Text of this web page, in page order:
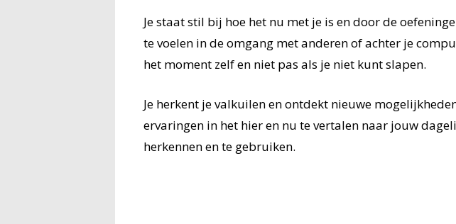
Je staat stil bij hoe het nu met je is en door de
te voelen in de omgang met anderen of achter je
het moment zelf en niet pas als je niet kunt slapen.
Je herkent je valkuilen en ontdekt nieuwe
ervaringen in het hier en nu te vertalen naar jouw
herkennen en te gebruiken.